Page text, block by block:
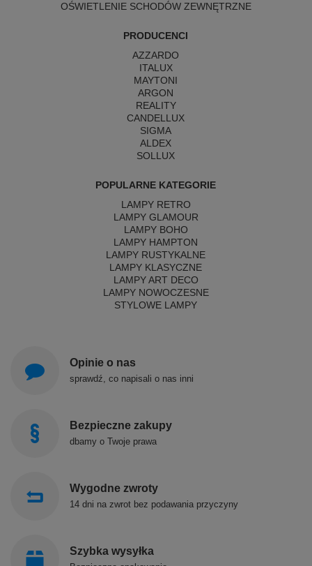
OŚWIETLENIE SCHODÓW ZEWNĘTRZNE
PRODUCENCI
AZZARDO
ITALUX
MAYTONI
ARGON
REALITY
CANDELLUX
SIGMA
ALDEX
SOLLUX
POPULARNE KATEGORIE
LAMPY RETRO
LAMPY GLAMOUR
LAMPY BOHO
LAMPY HAMPTON
LAMPY RUSTYKALNE
LAMPY KLASYCZNE
LAMPY ART DECO
LAMPY NOWOCZESNE
STYLOWE LAMPY
Opinie o nas
sprawdź, co napisali o nas inni
Bezpieczne zakupy
dbamy o Twoje prawa
Wygodne zwroty
14 dni na zwrot bez podawania przyczyny
Szybka wysyłka